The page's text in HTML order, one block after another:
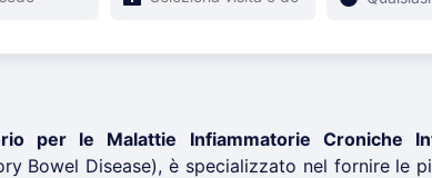
per le Malattie Infiammatorie Croniche
Bowel Disease), è specializzato nel fornire le